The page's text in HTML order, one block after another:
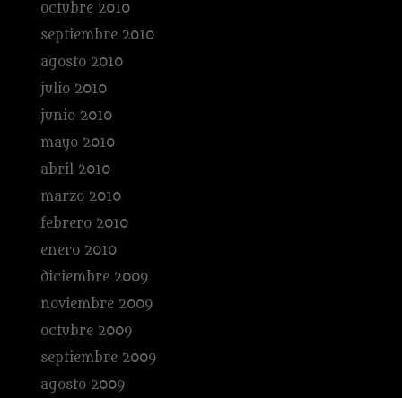
octubre 2010
septiembre 2010
agosto 2010
julio 2010
junio 2010
mayo 2010
abril 2010
marzo 2010
febrero 2010
enero 2010
diciembre 2009
noviembre 2009
octubre 2009
septiembre 2009
agosto 2009